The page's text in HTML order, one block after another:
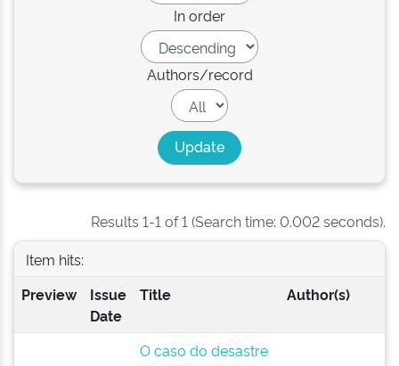
In order
Authors/record
Results 1-1 of 1 (Search time: 0.002 seconds).
Item hits:
Preview
Issue
Date
Title Author(s)
O caso do desastre